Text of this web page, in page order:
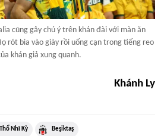
cũng gây chú ý trên khán đài với màn ăn
rót bia vào giày rồi uống cạn trong tiếng reo
khán giả xung quanh.
Khánh Ly
Nhĩ Kỳ Beşiktaş